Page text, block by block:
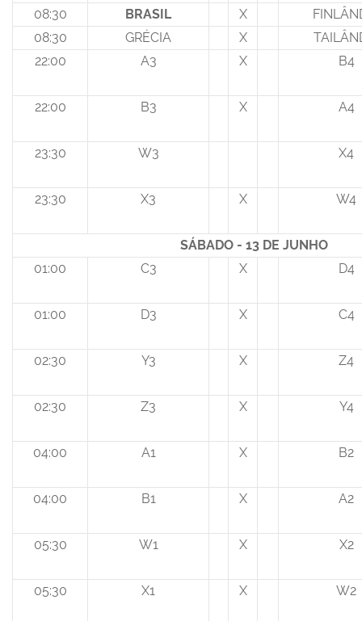
08:30
BRASIL X
08:30
GRÉCIA X
22:00
A3 X B4
22:00 B3 X A4
23:30 W3 X4
23:30 X3 X W4
SÁBADO - 13 DE JUNHO
01:00
C3 X D4
01:00 D3 X C4
02:30 Y3 X Z4
02:30 Z3 X Y4
04:00 A1 X B2
04:00 B1 X A2
05:30 W1 X X2
05:30 X1 X W2